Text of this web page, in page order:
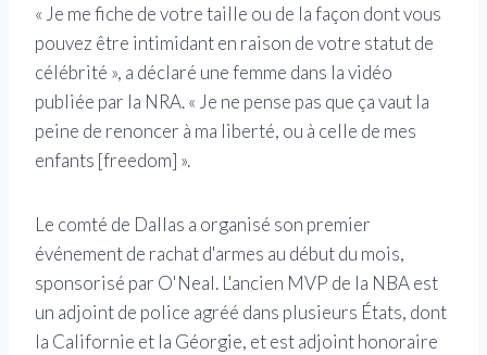
« Je me fiche de votre taille ou de la façon dont vous
pouvez être intimidant en raison de votre statut de
célébrité », a déclaré une femme dans la vidéo
publiée par la NRA. « Je ne pense pas que ça vaut la
peine de renoncer à ma liberté, ou à celle de mes
enfants [freedom] ».
Le comté de Dallas a organisé son premier
événement de rachat d'armes au début du mois,
sponsorisé par O'Neal. L'ancien MVP de la NBA est
un adjoint de police agréé dans plusieurs États, dont
la Californie et la Géorgie, et est adjoint honoraire